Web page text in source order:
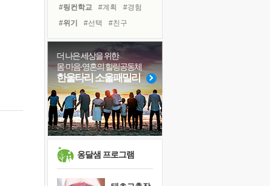
졸업식 사진을 보며
아픈 아버지를 위한 공간 설계
극심한 변비, 어깨결림, 수면 장애
보고 싶은 어머니
유년 시절의 부산 영도 바다
못된 꼰대들
거울 속의 나
희망이란
'모른다'는 것
#링컨학교
#계획
#경험
#위기
#선택
#친구
#독서
#나눔 #삶
#도움
#유튜브
#독서캠프
#명상
#힐링
#아이들
#바이러스
#면역력
#극복
더 나은 세상을 위한
몸·마음·영혼의 힐링공동체
한울타리 소울패밀리
옹달샘 프로그램